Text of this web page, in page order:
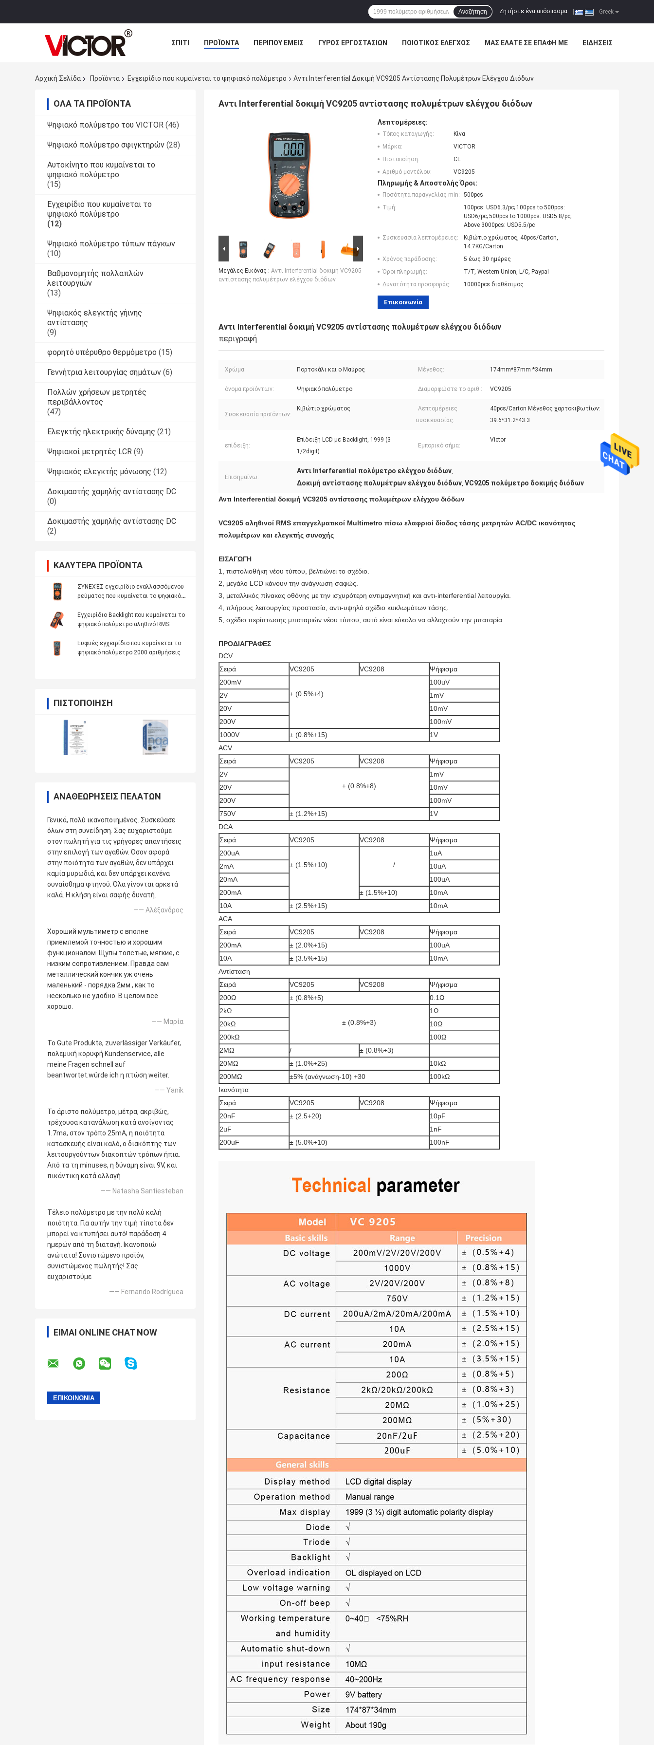
Greek
Ζητήστε ένα απόσπασμα
Αναζήτηση
ΣΠΊΤΙ ΠΡΟΪΌΝΤΑ ΠΕΡΊΠΟΥ ΕΜΕΊΣ ΓΎΡΟΣ ΕΡΓΟΣΤΑΣΊΩΝ ΠΟΙΟΤΙΚΌΣ ΈΛΕΓΧΟΣ ΜΑΣ ΕΛΆΤΕ ΣΕ ΕΠΑΦΉ ΜΕ ΕΙΔΉΣΕΙΣ
Αρχική Σελίδα
Προϊόντα Εγχειρίδιο που κυμαίνεται το ψηφιακό πολύμετρο Αντι Interferential Δοκιμή VC9205 Αντίστασης Πολυμέτρων Ελέγχου Διόδων
ΌΛΑ ΤΑ ΠΡΟΪΌΝΤΑ
Ψηφιακό πολύμετρο του VICTOR (46)
Ψηφιακό πολύμετρο σφιγκτηρών (28)
Αυτοκίνητο που κυμαίνεται το
ψηφιακό πολύμετρο
(15)
Εγχειρίδιο που κυμαίνεται το
ψηφιακό πολύμετρο
(12)
Ψηφιακό πολύμετρο τύπων πάγκων
(10)
Βαθμονομητής πολλαπλών
λειτουργιών
(13)
Ψηφιακός ελεγκτής γήινης
αντίστασης
(9)
φορητό υπέρυθρο θερμόμετρο (15)
Γεννήτρια λειτουργίας σημάτων (6)
Πολλών χρήσεων μετρητές
περιβάλλοντος
(47)
Ελεγκτής ηλεκτρικής δύναμης (21)
Ψηφιακοί μετρητές LCR (9)
Ψηφιακός ελεγκτής μόνωσης (12)
Δοκιμαστής χαμηλής αντίστασης DC
(0)
Δοκιμαστής χαμηλής αντίστασης DC
(2)
ΚΑΛΎΤΕΡΑ ΠΡΟΪΌΝΤΑ
ΣΥΝΕΧΈΣ εγχειρίδιο εναλλασσόμενου
ρεύματος που κυμαίνεται το ψηφιακό
Εγχειρίδιο Backlight που κυμαίνεται το
ψηφιακό πολύμετρο αληθινό RMS
Ευφυές εγχειρίδιο που κυμαίνεται το
ψηφιακό πολύμετρο 2000 αριθμήσεις
ΠΙΣΤΟΠΟΊΗΣΗ
ΑΝΑΘΕΩΡΉΣΕΙΣ ΠΕΛΑΤΏΝ
Γενικά, πολύ ικανοποιημένος. Συσκεύασε
όλων στη συνείδηση. Σας ευχαριστούμε
στον πωλητή για τις γρήγορες απαντήσεις
στην επιλογή των αγαθών. Όσον αφορά
στην ποιότητα των αγαθών, δεν υπάρχει
καμία μυρωδιά, και δεν υπάρχει κανένα
συναίσθημα φτηνού. Όλα γίνονται αρκετά
καλά. Η κλήση είναι σαφής δυνατή.
—— Αλέξανδρος
Хороший мультиметр с вполне
приемлемой точностью и хорошим
функционалом. Щупы толстые, мягкие, с
низким сопротивлением. Правда сам
металлический кончик уж очень
маленький - порядка 2мм., как то
несколько не удобно. В целом всё
хорошо.
—— Μαρία
Το Gute Produkte, zuverlässiger Verkäufer,
πολεμική κορυφή Kundenservice, alle
meine Fragen schnell auf
beantwortet.würde ich η πτώση weiter.
—— Yanik
Το άριστο πολύμετρο, μέτρα, ακριβώς,
τρέχουσα κατανάλωση κατά ανοίγοντας
1.7ma, στον τρόπο 25mA, η ποιότητα
κατασκευής είναι καλό, ο διακόπτης των
λειτουργούντων διακοπτών τρόπων ήπια.
Από τα τη minuses, η δύναμη είναι 9V, και
πικάντικη κατά αλλαγή
—— Natasha Santiesteban
Τέλειο πολύμετρο με την πολύ καλή
ποιότητα. Για αυτήν την τιμή τίποτα δεν
μπορεί να κτυπήσει αυτό! παράδοση 4
ημερών από τη διαταγή. Ικανοποιώ
ανώτατα! Συνιστώμενο προϊόν,
συνιστώμενος πωλητής! Σας
ευχαριστούμε
—— Fernando Rodríguea
ΕΊΜΑΙ ONLINE CHAT NOW
Αντι Interferential δοκιμή VC9205 αντίστασης πολυμέτρων ελέγχου διόδων
Μεγάλες Εικόνας : Αντι Interferential δοκιμή VC9205
αντίστασης πολυμέτρων ελέγχου διόδων
Λεπτομέρειες:
Τόπος καταγωγής:
Κίνα
Μάρκα:
VICTOR
Πιστοποίηση:
CE
Αριθμό μοντέλου:
VC9205
Πληρωμής & Αποστολής Όροι:
Ποσότητα παραγγελίας min:
500pcs
Τιμή:
100pcs: USD6.3/pc; 100pcs to 500pcs:
USD6/pc; 500pcs to 1000pcs: USD5.8/pc;
Above 3000pcs: USD5.5/pc
Συσκευασία λεπτομέρειες:
Κιβώτιο χρώματος, 40pcs/Carton,
14.7KG/Carton
Χρόνος παράδοσης:
5 έως 30 ημέρες
Όροι πληρωμής:
T/T, Western Union, L/C, Paypal
Δυνατότητα προσφοράς:
10000pcs διαθέσιμος
Επικοινωνία
Αντι Interferential δοκιμή VC9205 αντίστασης πολυμέτρων ελέγχου διόδων
περιγραφή
Χρώμα: Πορτοκάλι και ο Μαύρος Μέγεθος: 174mm*87mm *34mm
όνομα προϊόντων: Ψηφιακό πολύμετρο Διαμορφώστε το αριθ.: VC9205
Συσκευασία προϊόντων:
Κιβώτιο χρώματος
Λεπτομέρειες
συσκευασίας:
40pcs/Carton Μέγεθος χαρτοκιβωτίων:
39.6*31.2*43.3
επίδειξη:
Επίδειξη LCD με Backlight, 1999 (3
1/2digit)
Εμπορικό σήμα:
Victor
Επισημαίνω:
Αντι Interferential πολύμετρο ελέγχου διόδων,
Δοκιμή αντίστασης πολυμέτρων ελέγχου διόδων, VC9205 πολύμετρο δοκιμής διόδων
Αντι Interferential δοκιμή VC9205 αντίστασης πολυμέτρων ελέγχου διόδων
VC9205 αληθινοί RMS επαγγελματικοί Multimetro πίσω ελαφριοί δίοδος τάσης μετρητών AC/DC ικανότητας
πολυμέτρων και ελεγκτής συνοχής
ΕΙΣΑΓΩΓΗ
1, πιστολιοθήκη νέου τύπου, βελτιώνει το σχέδιο.
2, μεγάλο LCD κάνουν την ανάγνωση σαφώς.
3, μεταλλικός πίνακας οθόνης με την ισχυρότερη αντιμαγνητική και αντι-interferential λειτουργία.
4, πλήρους λειτουργίας προστασία, αντι-υψηλό σχέδιο κυκλωμάτων τάσης.
5, σχέδιο περίπτωσης μπαταριών νέου τύπου, αυτό είναι εύκολο να αλλαχτούν την μπαταρία.
ΠΡΟΔΙΑΓΡΑΦΕΣ
DCV
Σειρά
VC9205 VC9208
Ψήφισμα
200mV
± (0.5%+4)
100uV
2V
1mV
20V
10mV
200V
100mV
1000V
± (0.8%+15)
1V
ACV
Σειρά
VC9205 VC9208
Ψήφισμα
2V
± (0.8%+8)
1mV
20V
10mV
200V
100mV
750V
± (1.2%+15)
1V
DCA
Σειρά
VC9205 VC9208
Ψήφισμα
200uA
± (1.5%+10)
/
1uA
2mA
10uA
20mA
100uA
200mA
± (1.5%+10)
10mA
10A
± (2.5%+15)
10mA
ACA
Σειρά
VC9205 VC9208
Ψήφισμα
200mA
± (2.0%+15)
100uA
10A
± (3.5%+15)
10mA
Αντίσταση
Σειρά
VC9205 VC9208
Ψήφισμα
200Ω
± (0.8%+5)
0.1Ω
2kΩ
± (0.8%+3)
1Ω
20kΩ
10Ω
200kΩ
100Ω
2MΩ
/
± (0.8%+3)
20MΩ
± (1.0%+25)
10kΩ
200MΩ
±5% (ανάγνωση-10) +30
100kΩ
Ικανότητα
Σειρά
VC9205 VC9208
Ψήφισμα
20nF
± (2.5+20)
10pF
2uF
1nF
200uF
± (5.0%+10) 100nF